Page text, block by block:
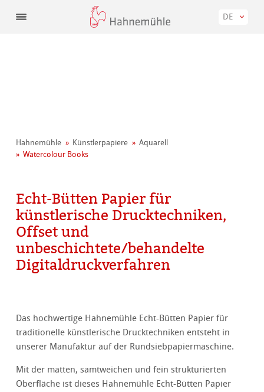
DE
Hahnemühle Künstler­papiere
Aquarell
Watercolour Books
Echt-Bütten Papier für
künstlerische Drucktechniken,
Offset und
unbeschichtete/behandelte
Digitaldruckverfahren
Das hochwertige Hahnemühle Echt-Bütten Papier für
traditionelle künstlerische Drucktechniken entsteht in
unserer Manufaktur auf der Rundsiebpapiermaschine.
Mit der matten, samtweichen und fein strukturierten
Oberfläche ist dieses Hahnemühle Echt-Bütten Papier